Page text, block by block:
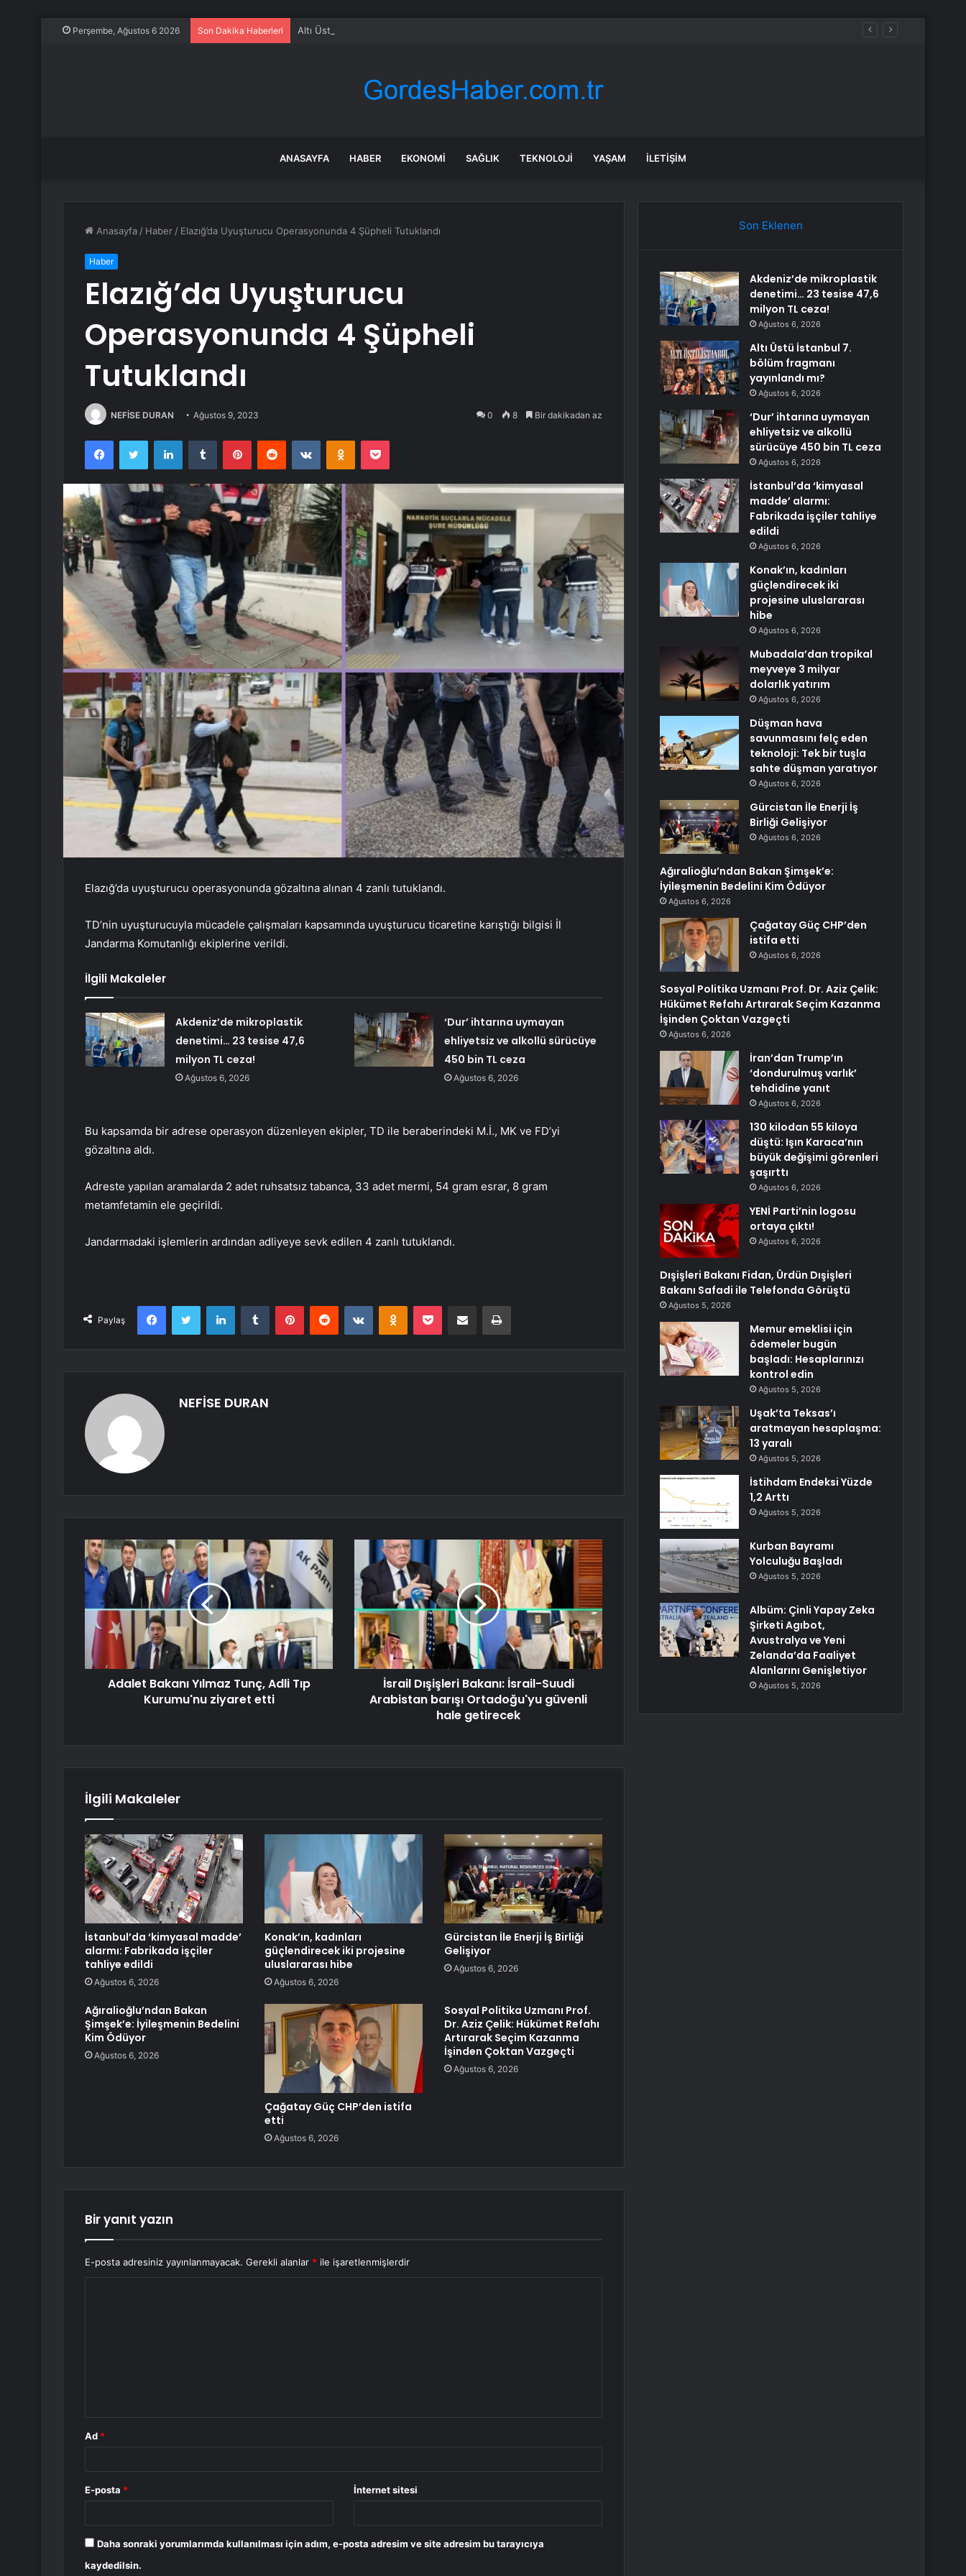
Perşembe, Ağustos 6 2026 Son Dakika Haberleri Altı Üstü İstanbul 7. bölüm fragmanı yayınlandı mı?
ANASAYFA HABER EKONOMI SAĞLIK TEKNOLOJI YAŞAM İLETIŞIM
Anasayfa / Haber / Elazığ’da Uyuşturucu Operasyonunda 4 Şüpheli Tutuklandı
Haber
Elazığ’da Uyuşturucu
Operasyonunda 4 Şüpheli
Tutuklandı
NEFİSE DURAN Ağustos 9, 2023 0 8 Bir dakikadan az
FacebookTwitter LinkedInTumblr PinterestReddit VKontakteOdnoklassniki
Pocket
Elazığ’da uyuşturucu operasyonunda gözaltına alınan 4 zanlı tutuklandı.
TD’nin uyuşturucuyla mücadele çalışmaları kapsamında uyuşturucu ticaretine karıştığı bilgisi İl
Jandarma Komutanlığı ekiplerine verildi.
İlgili Makaleler
Akdeniz’de mikroplastik
denetimi… 23 tesise 47,6
milyon TL ceza!
Ağustos 6, 2026
‘Dur’ ihtarına uymayan
ehliyetsiz ve alkollü sürücüye
450 bin TL ceza
Ağustos 6, 2026
Bu kapsamda bir adrese operasyon düzenleyen ekipler, TD ile beraberindeki M.İ., MK ve FD’yi
gözaltına aldı.
Adreste yapılan aramalarda 2 adet ruhsatsız tabanca, 33 adet mermi, 54 gram esrar, 8 gram
metamfetamin ele geçirildi.
Jandarmadaki işlemlerin ardından adliyeye sevk edilen 4 zanlı tutuklandı.
Paylaş
FacebookTwitter LinkedInTumblr PinterestReddit VKontakteOdnoklassniki
Pocket E-Posta ile paylaş Yazdır
NEFİSE DURAN
Adalet Bakanı Yılmaz Tunç, Adli Tıp
Kurumu'nu ziyaret etti
İsrail Dışişleri Bakanı: İsrail-Suudi
Arabistan barışı Ortadoğu'yu güvenli
hale getirecek
İlgili Makaleler
İstanbul’da ‘kimyasal madde’
alarmı: Fabrikada işçiler
tahliye edildi
Ağustos 6, 2026
Konak’ın, kadınları
güçlendirecek iki projesine
uluslararası hibe
Ağustos 6, 2026
Gürcistan İle Enerji İş Birliği
Gelişiyor
Ağustos 6, 2026
Ağıralioğlu’ndan Bakan
Şimşek’e: İyileşmenin Bedelini
Kim Ödüyor
Ağustos 6, 2026
Çağatay Güç CHP’den istifa
etti
Ağustos 6, 2026
Sosyal Politika Uzmanı Prof.
Dr. Aziz Çelik: Hükümet Refahı
Artırarak Seçim Kazanma
İşinden Çoktan Vazgeçti
Ağustos 6, 2026
Bir yanıt yazın
E-posta adresiniz yayınlanmayacak. Gerekli alanlar * ile işaretlenmişlerdir
Ad *
E-posta * İnternet sitesi
Daha sonraki yorumlarımda kullanılması için adım, e-posta adresim ve site adresim bu tarayıcıya
kaydedilsin.
Son Eklenen
Akdeniz’de mikroplastik
denetimi… 23 tesise 47,6
milyon TL ceza!
Ağustos 6, 2026
Altı Üstü İstanbul 7.
bölüm fragmanı
yayınlandı mı?
Ağustos 6, 2026
‘Dur’ ihtarına uymayan
ehliyetsiz ve alkollü
sürücüye 450 bin TL ceza
Ağustos 6, 2026
İstanbul’da ‘kimyasal
madde’ alarmı:
Fabrikada işçiler tahliye
edildi
Ağustos 6, 2026
Konak’ın, kadınları
güçlendirecek iki
projesine uluslararası
hibe
Ağustos 6, 2026
Mubadala’dan tropikal
meyveye 3 milyar
dolarlık yatırım
Ağustos 6, 2026
Düşman hava
savunmasını felç eden
teknoloji: Tek bir tuşla
sahte düşman yaratıyor
Ağustos 6, 2026
Gürcistan İle Enerji İş
Birliği Gelişiyor
Ağustos 6, 2026
Ağıralioğlu’ndan Bakan Şimşek’e:
İyileşmenin Bedelini Kim Ödüyor
Ağustos 6, 2026
Çağatay Güç CHP’den
istifa etti
Ağustos 6, 2026
Sosyal Politika Uzmanı Prof. Dr. Aziz Çelik:
Hükümet Refahı Artırarak Seçim Kazanma
İşinden Çoktan Vazgeçti
Ağustos 6, 2026
İran’dan Trump’ın
‘dondurulmuş varlık’
tehdidine yanıt
Ağustos 6, 2026
130 kilodan 55 kiloya
düştü: Işın Karaca’nın
büyük değişimi görenleri
şaşırttı
Ağustos 6, 2026
YENİ Parti’nin logosu
ortaya çıktı!
Ağustos 6, 2026
Dışişleri Bakanı Fidan, Ürdün Dışişleri
Bakanı Safadi ile Telefonda Görüştü
Ağustos 5, 2026
Memur emeklisi için
ödemeler bugün
başladı: Hesaplarınızı
kontrol edin
Ağustos 5, 2026
Uşak’ta Teksas’ı
aratmayan hesaplaşma:
13 yaralı
Ağustos 5, 2026
İstihdam Endeksi Yüzde
1,2 Arttı
Ağustos 5, 2026
Kurban Bayramı
Yolculuğu Başladı
Ağustos 5, 2026
Albüm: Çinli Yapay Zeka
Şirketi Agıbot,
Avustralya ve Yeni
Zelanda’da Faaliyet
Alanlarını Genişletiyor
Ağustos 5, 2026